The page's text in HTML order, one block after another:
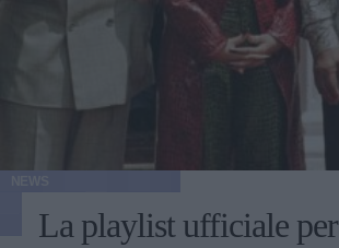
La playlist ufficiale per